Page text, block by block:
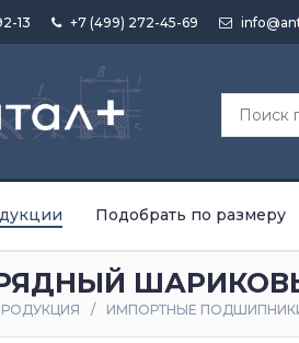
13 +7 (499) 272-45-69
Подобрать по размеру
ИМПОРТНЫЕ